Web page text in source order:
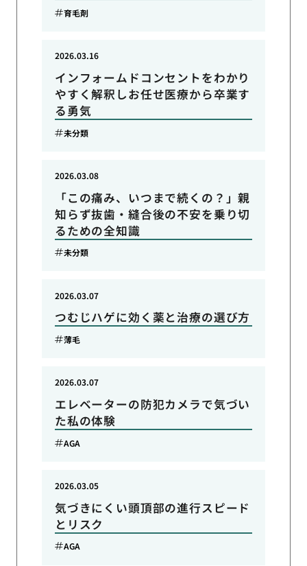
育毛剤
インフォームドコンセントをわかり
やすく解釈しお任せ医療から卒業す
る勇気
2026.03.16
未分類
「この痛み、いつまで続くの？」親
知らず抜歯・縫合後の不安を乗り切
るための全知識
2026.03.08
未分類
つむじハゲに効く薬と治療の選び方
2026.03.07
薄毛
エレベーターの防犯カメラで気づい
た私の体験
2026.03.07
AGA
気づきにくい頭頂部の進行スピード
とリスク
2026.03.05
AGA